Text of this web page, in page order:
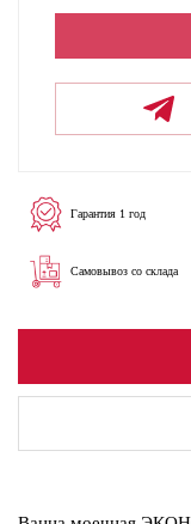
Гарантия 1 год
Самовывоз со склада